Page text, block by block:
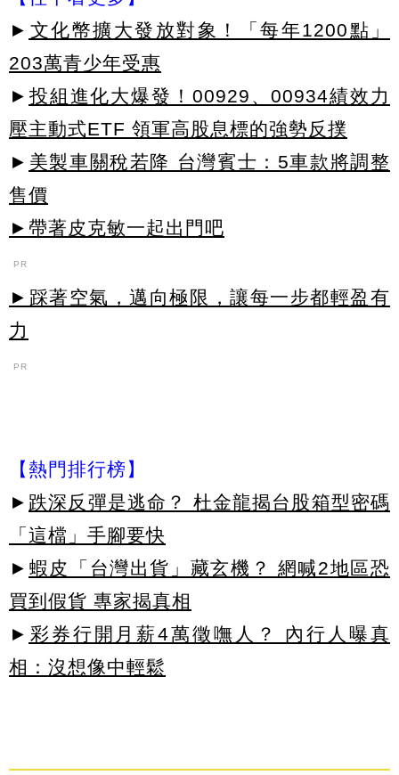
► 文化幣擴大發放對象！「每年1200點」
203萬青少年受惠
► 投組進化大爆發！00929、00934績效力
壓主動式ETF 領軍高股息標的強勢反撲
► 美製車關稅若降 台灣賓士：5車款將調整
售價
►帶著皮克敏一起出門吧
PR
►踩著空氣，邁向極限，讓每一步都輕盈有
力
PR
【熱門排行榜】
► 跌深反彈是逃命？ 杜金龍揭台股箱型密碼
「這檔」手腳要快
► 蝦皮「台灣出貨」藏玄機？ 網喊2地區恐
買到假貨 專家揭真相
► 彩券行開月薪4萬徵嘸人？ 內行人曝真
相：沒想像中輕鬆